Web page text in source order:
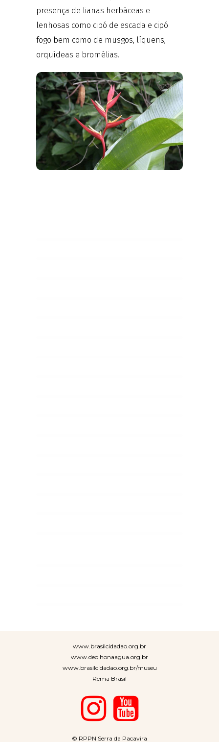
presença de lianas herbáceas e
lenhosas como cipó de escada e cipó
fogo bem como de musgos, líquens,
orquídeas e bromélias.
www.brasilcidadao.org.br
www.deolhonaagua.org.br
www.brasilcidadao.org.br/museu
Rema Brasil
© RPPN Serra da Pacavira